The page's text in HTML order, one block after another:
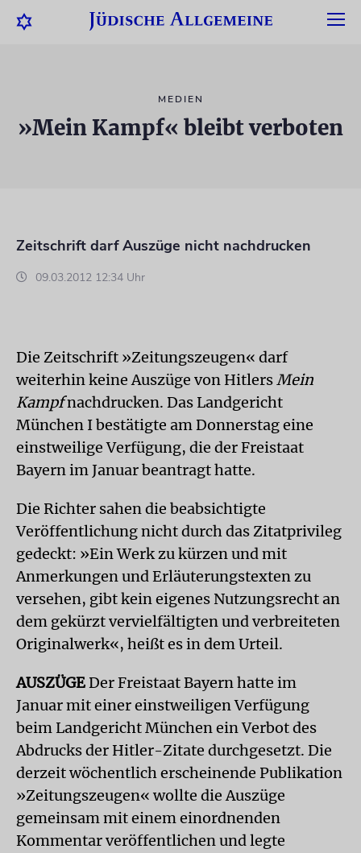
MEDIEN
»Mein Kampf« bleibt verboten
Zeitschrift darf Auszüge nicht nachdrucken
09.03.2012 12:34 Uhr
Die Zeitschrift »Zeitungszeugen« darf
weiterhin keine Auszüge von HitlersMein
Kampfnachdrucken. Das Landgericht
München I bestätigte am Donnerstag eine
einstweilige Verfügung, die der Freistaat
Bayern im Januar beantragt hatte.
Die Richter sahen die beabsichtigte
Veröffentlichung nicht durch das Zitatprivileg
gedeckt: »Ein Werk zu kürzen und mit
Anmerkungen und Erläuterungstexten zu
versehen, gibt kein eigenes Nutzungsrecht an
dem gekürzt vervielfältigten und verbreiteten
Originalwerk«, heißt es in dem Urteil.
AUSZÜGEDer Freistaat Bayern hatte im
Januar mit einer einstweiligen Verfügung
beim Landgericht München ein Verbot des
Abdrucks der Hitler-Zitate durchgesetzt. Die
derzeit wöchentlich erscheinende Publikation
»Zeitungszeugen« wollte die Auszüge
gemeinsam mit einem einordnenden
Kommentar veröffentlichen und legte